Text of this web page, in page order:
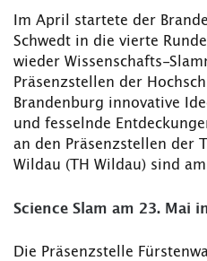
Im April startete der
Schwedt in die vierte
wieder Wissenschafts-
Präsenzstellen der
Brandenburg innovative
und fesselnde
an den Präsenzstellen der
Wildau (TH Wildau) sind
Science Slam am 23. Mai
Die Präsenzstelle